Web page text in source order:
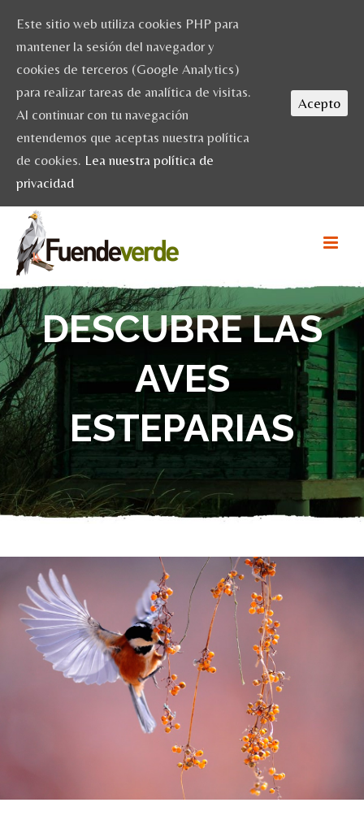
DESCUBRE LAS
AVES
ESTEPARIAS
Este sitio web utiliza cookies PHP para
mantener la sesión del navegador y
cookies de terceros (Google Analytics)
para realizar tareas de analítica de visitas.
Al continuar con tu navegación
entendemos que aceptas nuestra política
de cookies. Lea nuestra política de
privacidad
Acepto